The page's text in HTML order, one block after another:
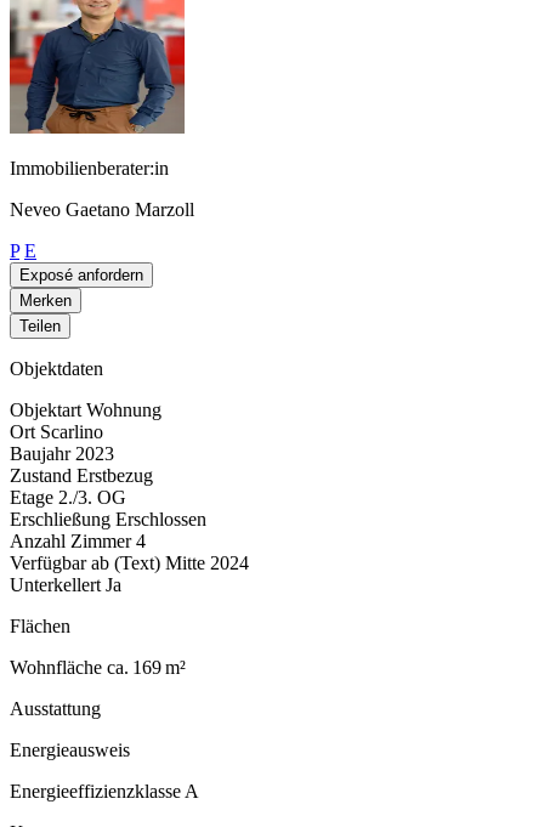
Immobilienberater:in
Neveo Gaetano Marzoll
P E
Exposé anfordern
Merken
Teilen
Objektdaten
Objektart Wohnung
Ort Scarlino
Baujahr 2023
Zustand Erstbezug
Etage 2./3. OG
Erschließung Erschlossen
Anzahl Zimmer 4
Verfügbar ab (Text) Mitte 2024
Unterkellert Ja
Flächen
Wohnfläche ca. 169 m²
Ausstattung
Energieausweis
Energieeffizienzklasse A